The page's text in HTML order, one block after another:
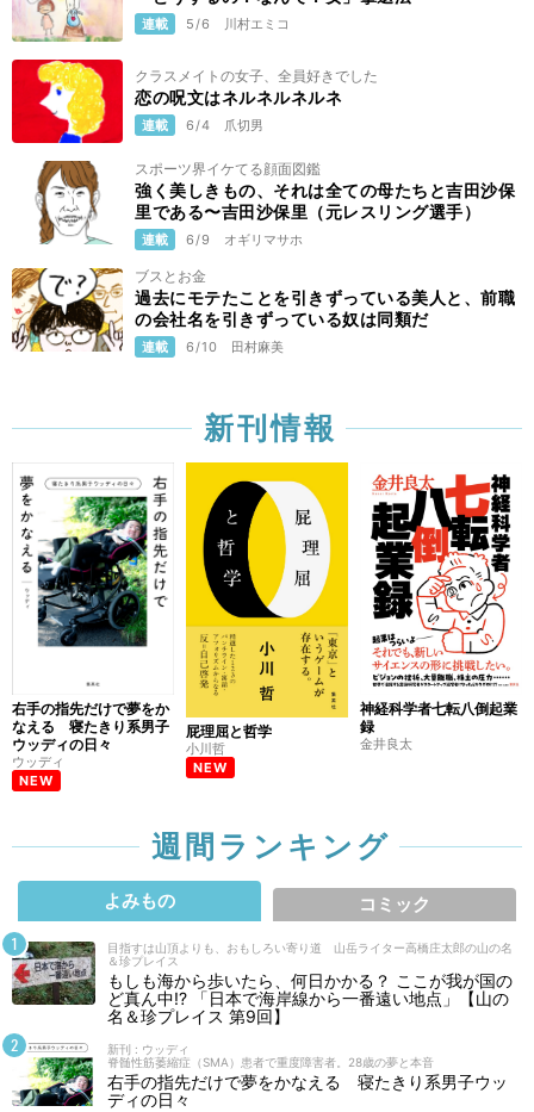
連載 5/6 川村エミコ
クラスメイトの女子、全員好きでした
恋の呪文はネルネルネルネ
連載 6/4 爪切男
スポーツ界イケてる顔面図鑑
強く美しきもの、それは全ての母たちと吉田沙保
里である〜吉田沙保里（元レスリング選手）
連載 6/9 オギリマサホ
ブスとお金
過去にモテたことを引きずっている美人と、前職
の会社名を引きずっている奴は同類だ
連載 6/10 田村麻美
新刊情報
右手の指先だけで夢をか
なえる 寝たきり系男子
ウッディの日々
ウッディ
NEW
屁理屈と哲学
小川哲
NEW
神経科学者七転八倒起業
録
金井良太
週間ランキング
よみもの コミック
目指すは山頂よりも、おもしろい寄り道 山岳ライター高橋庄太郎の山の名
＆珍プレイス
もしも海から歩いたら、何日かかる？ ここが我が国の
ど真ん中!? 「日本で海岸線から一番遠い地点」【山の
名＆珍プレイス 第9回】
新刊 : ウッディ
脊髄性筋萎縮症（SMA）患者で重度障害者。28歳の夢と本音
右手の指先だけで夢をかなえる 寝たきり系男子ウッ
ディの日々